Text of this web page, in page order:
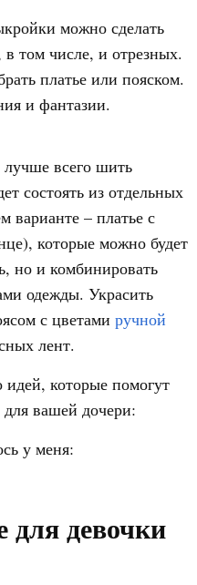
можно сделать
том числе, и отрезных.
платье или пояском.
и фантазии.
лучше всего шить
состоять из отдельных
варианте – платье с
которые можно будет
но и комбинировать
одежды. Украсить
с цветами ручной
лент.
идей, которые помогут
для вашей дочери:
у меня:
для девочки